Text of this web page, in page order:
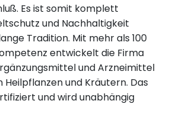
Es ist somit komplett
und Nachhaltigkeit
Tradition. Mit mehr als 100
entwickelt die Firma
und Arzneimittel
und Kräutern. Das
und wird unabhängig